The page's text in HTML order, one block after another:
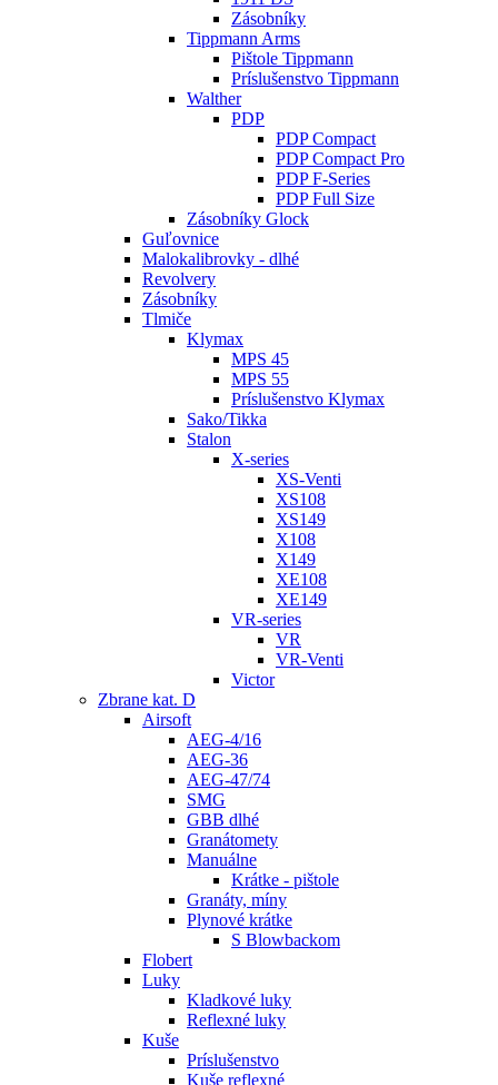
Zásobníky
Tippmann Arms
Pištole Tippmann
Príslušenstvo Tippmann
Walther
PDP
PDP Compact
PDP Compact Pro
PDP F-Series
PDP Full Size
Zásobníky Glock
Guľovnice
Malokalibrovky - dlhé
Revolvery
Zásobníky
Tlmiče
Klymax
MPS 45
MPS 55
Príslušenstvo Klymax
Sako/Tikka
Stalon
X-series
XS-Venti
XS108
XS149
X108
X149
XE108
XE149
VR-series
VR
VR-Venti
Victor
Zbrane kat. D
Airsoft
AEG-4/16
AEG-36
AEG-47/74
SMG
GBB dlhé
Granátomety
Manuálne
Krátke - pištole
Granáty, míny
Plynové krátke
S Blowbackom
Flobert
Luky
Kladkové luky
Reflexné luky
Kuše
Príslušenstvo
Kuše reflexné